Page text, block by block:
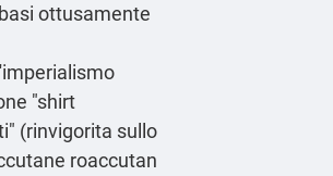
ottusamente
"shirt
(rinvigorita sullo
roaccutan